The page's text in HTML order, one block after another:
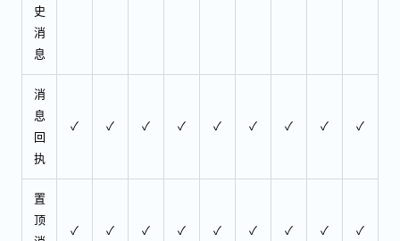
史
消
息
消
息
回
执
✓ ✓ ✓ ✓ ✓ ✓ ✓ ✓ ✓
置
顶
✓ ✓ ✓ ✓ ✓ ✓ ✓ ✓ ✓